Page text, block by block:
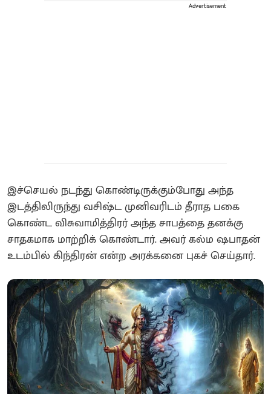
Advertisement
இச்செயல் நடந்து கொண்டிருக்கும்போது அந்த
இடத்திலிருந்து வசிஷ்ட முனிவரிடம் தீராத பகை
கொண்ட விசுவாமித்திரர் அந்த சாபத்தை தனக்கு
சாதகமாக மாற்றிக் கொண்டார். அவர் கல்ம ஷபாதன்
உடம்பில் கிந்திரன் என்ற அரக்கனை புகச் செய்தார்.